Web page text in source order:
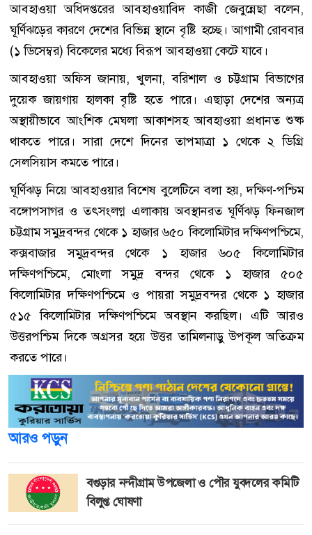
আবহাওয়া অধিদপ্তরের আবহাওয়াবিদ কাজী জেবুন্নেছা বলেন,
ঘূর্ণিঝড়ের কারণে দেশের বিভিন্ন স্থানে বৃষ্টি হচ্ছে। আগামী রোববার
(১ ডিসেম্বর) বিকেলের মধ্যে বিরূপ আবহাওয়া কেটে যাবে।
আবহাওয়া অফিস জানায়, খুলনা, বরিশাল ও চট্টগ্রাম বিভাগের
দুয়েক জায়গায় হালকা বৃষ্টি হতে পারে। এছাড়া দেশের অন্যত্র
অস্থায়ীভাবে আংশিক মেঘলা আকাশসহ আবহাওয়া প্রধানত শুষ্ক
থাকতে পারে। সারা দেশে দিনের তাপমাত্রা ১ থেকে ২ ডিগ্রি
সেলসিয়াস কমতে পারে।
ঘূর্ণিঝড় নিয়ে আবহাওয়ার বিশেষ বুলেটিনে বলা হয়, দক্ষিণ-পশ্চিম
বঙ্গোপসাগর ও তৎসংলগ্ন এলাকায় অবস্থানরত ঘূর্ণিঝড় ফিনজাল
চট্টগ্রাম সমুদ্রবন্দর থেকে ১ হাজার ৬৫০ কিলোমিটার দক্ষিণপশ্চিমে,
কক্সবাজার সমুদ্রবন্দর থেকে ১ হাজার ৬০৫ কিলোমিটার
দক্ষিণপশ্চিমে, মোংলা সমুদ্র বন্দর থেকে ১ হাজার ৫০৫
কিলোমিটার দক্ষিণপশ্চিমে ও পায়রা সমুদ্রবন্দর থেকে ১ হাজার
৫১৫ কিলোমিটার দক্ষিণপশ্চিমে অবস্থান করছিল। এটি আরও
উত্তরপশ্চিম দিকে অগ্রসর হয়ে উত্তর তামিলনাড়ু উপকূল অতিক্রম
করতে পারে।
আরও পড়ুন
বগুড়ার নন্দীগ্রাম উপজেলা ও পৌর যুবদলের কমিটি
বিলুপ্ত ঘোষণা